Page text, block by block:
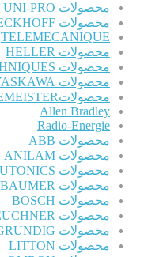
محصولات UNI-PRO
محصولات BECKHOFF
TELEMECANIQUE
محصولات HELLER
محصولات CONTROL TECHNIQUES
محصولات YASKAWA
محصولاتGILDEMEISTER
Allen Bradley
Radio-Energie
محصولات ABB
محصولات ANILAM
محصولات AUTONICS
محصولات BAUMER
محصولات BOSCH
محصولات EUCHNER
محصولات GRUNDIG
محصولات LITTON